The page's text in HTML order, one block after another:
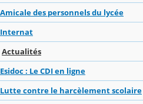
Amicale des personnels du lycée
Internat
Actualités
Esidoc : Le CDI en ligne
Lutte contre le harcèlement scolaire